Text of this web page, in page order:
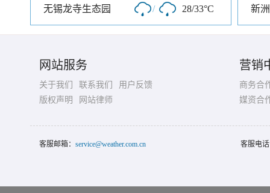
无锡龙寺生态园 / 28/33°C 新
网站服务
关于我们 联系我们
用户反馈
版权声明
网站律师
营销
商务合
媒资合
客服邮箱： service@weather.com.cn 客服电